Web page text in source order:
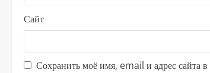
Сайт
Сохранить моё имя, email и адрес сайта